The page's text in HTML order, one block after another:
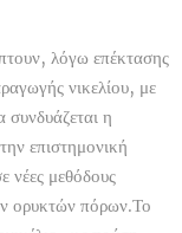
λόγω επέκτασης
νικελίου, με
η
επιστημονική
νέες μεθόδους
ορυκτών πόρων.Το